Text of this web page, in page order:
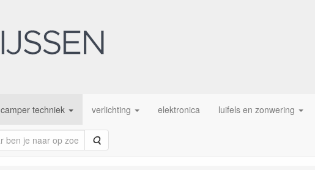
camper techniek verlichting elektronica luifels en zonwering
Zoeken